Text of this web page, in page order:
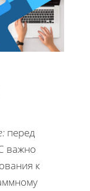
перед
важно
к